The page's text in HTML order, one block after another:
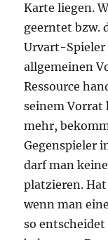
Karte liegen.
geerntet bzw.
Urvart-Spieler
allgemeinen
Ressource
seinem Vorrat
mehr,
Gegenspieler
darf man
platzieren.
wenn man
so entscheidet